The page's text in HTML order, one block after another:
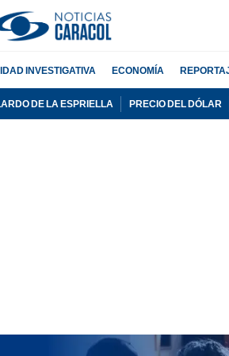
INVESTIGATIVA ECONOMÍA
DE LA ESPRIELLA PRECIO DEL DÓLAR